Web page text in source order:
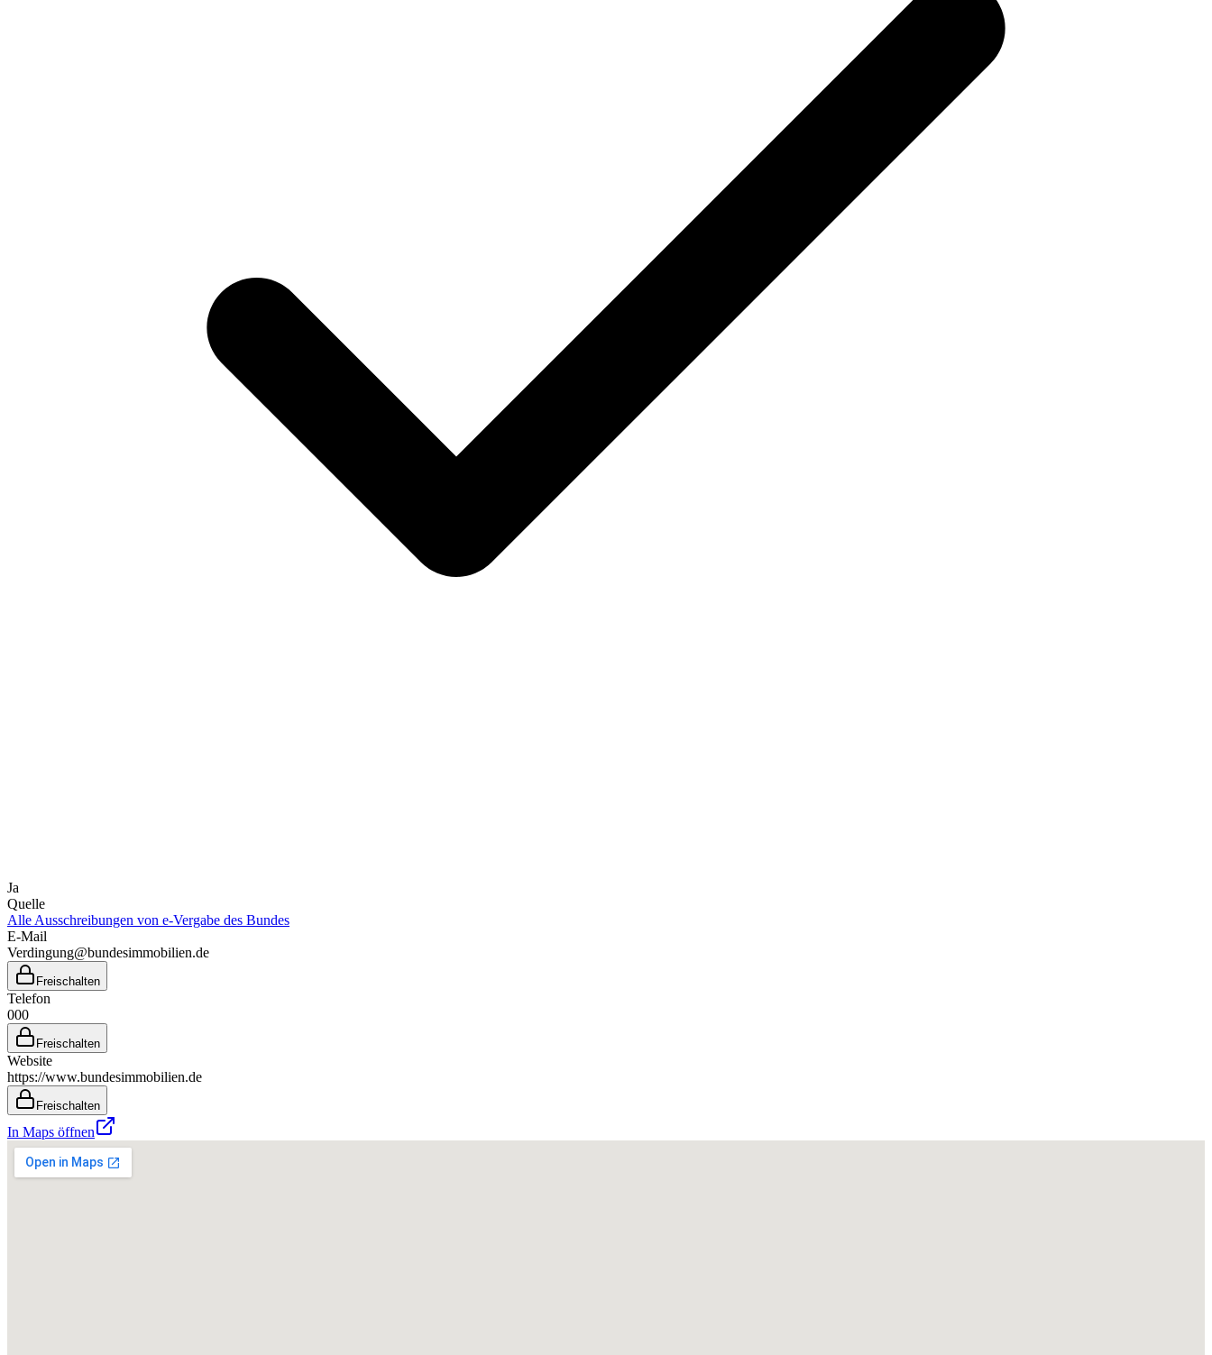
Ja
Quelle
Alle Ausschreibungen von e-Vergabe des Bundes
E-Mail
Verdingung@bundesimmobilien.de
Freischalten
Telefon
000
Freischalten
Website
https://www.bundesimmobilien.de
Freischalten
In Maps öffnen